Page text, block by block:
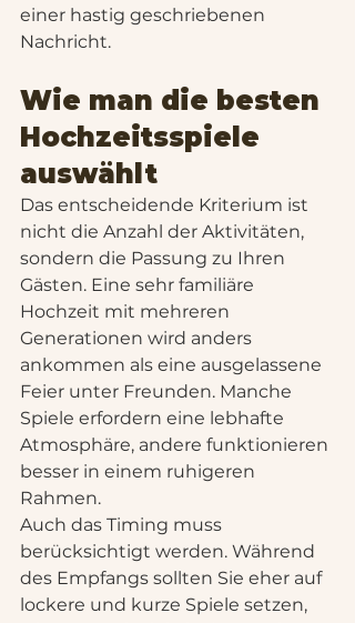
einer hastig geschriebenen
Nachricht.
Wie man die besten
Hochzeitsspiele
auswählt
Das entscheidende Kriterium ist
nicht die Anzahl der Aktivitäten,
sondern die Passung zu Ihren
Gästen. Eine sehr familiäre
Hochzeit mit mehreren
Generationen wird anders
ankommen als eine ausgelassene
Feier unter Freunden. Manche
Spiele erfordern eine lebhafte
Atmosphäre, andere funktionieren
besser in einem ruhigeren
Rahmen.
Auch das Timing muss
berücksichtigt werden. Während
des Empfangs sollten Sie eher auf
lockere und kurze Spiele setzen,